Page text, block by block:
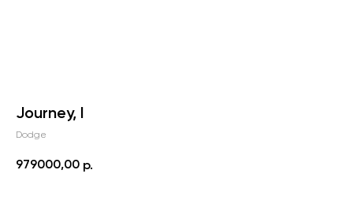
Journey, I
Dodge
979000,00 р.